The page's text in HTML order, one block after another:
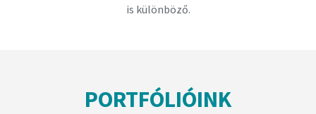
is különböző.
PORTFÓLIÓINK